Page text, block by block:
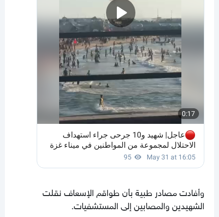
وأفادت مصادر طبية بأن طواقم الإسعاف نقلت
الشهيدين والمصابين إلى المستشفيات.